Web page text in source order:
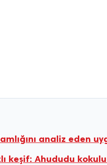
analiz eden
keşif: Ahududu